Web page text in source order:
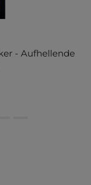
- Aufhellende